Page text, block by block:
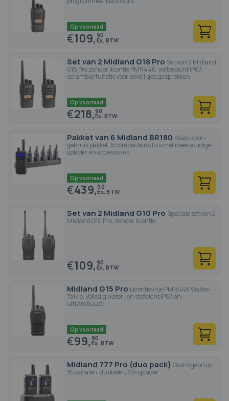
Op voorraad
€109, 90
Set van 2 Midland G18 Pro Set van 2 Midland
G18 Pro zonder licentie PMR446, waterdicht IP67,
scramblerfunctie voor beveiligde gesprekken
Op voorraad
€218,90
Pakket van 6 Midland BR180 Klaar-voor-
gebruik pakket, 6 compacte radio's met meervoudige
oplader en accessoires
Op voorraad
€439,90
Set van 2 Midland G10 Pro Speciale set van 2
Midland G10 Pro, zonder licentie
€109, 90
Midland G15 Pro Licentievrije PMR446 Walkie-
Talkie, Volledig water- en stofdicht IP67 en
ultrarobuust
Op voorraad
€99, 90
Midland 777 Pro (duo pack) Gratis gebruik,
16 kanalen, dubbele USB-oplader